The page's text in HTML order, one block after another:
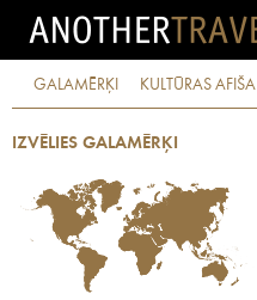
GALAMĒRĶI KULTŪRAS AFIŠA
IZVĒLIES GALAMĒRĶI